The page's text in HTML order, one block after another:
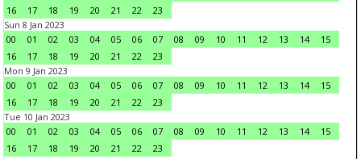
16
17 18 19 20 21 22
23
Sun 8 Jan 2023
00
01 02 03 04 05 06 07 08 09 10 11 12 13 14
15
16
17 18 19 20 21 22
23
Mon 9 Jan 2023
00
01 02 03 04 05 06 07 08 09 10 11 12 13 14
15
16
17 18 19 20 21 22
23
Tue 10 Jan 2023
00
01 02 03 04 05 06 07 08 09 10 11 12 13 14
15
16
17 18 19 20 21 22
23